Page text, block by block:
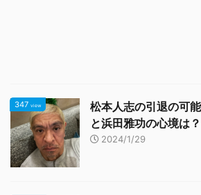
347 view
松本人志の引退の可
と浜田雅功の心境は？
2024/1/29